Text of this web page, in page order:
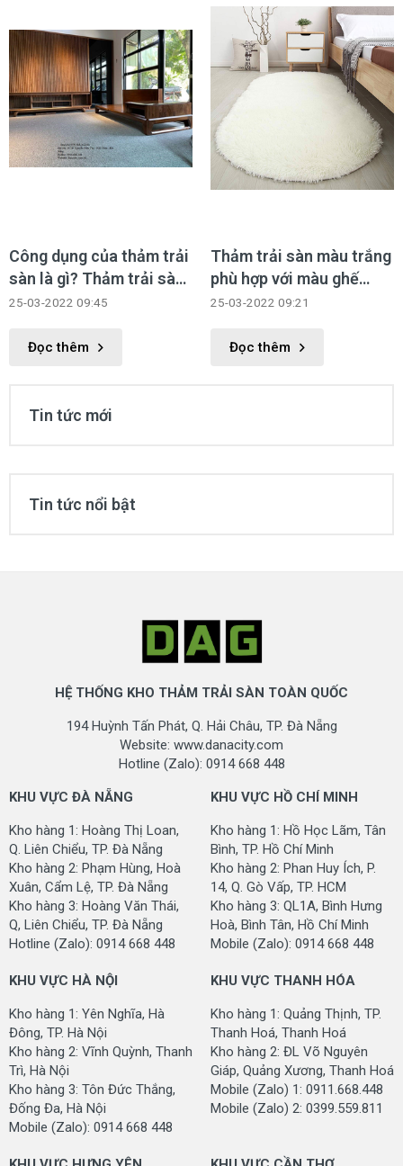
Công dụng của thảm trải
sàn là gì? Thảm trải sàn
giá rẻ tại Hà Nội
25-03-2022 09:45
Đọc thêm
Thảm trải sàn màu trắng
phù hợp với màu ghế
sofa gì?
25-03-2022 09:21
Đọc thêm
Tin tức mới
Tin tức nổi bật
HỆ THỐNG KHO THẢM TRẢI SÀN TOÀN QUỐC
194 Huỳnh Tấn Phát, Q. Hải Châu, TP. Đà Nẵng
Website: www.danacity.com
Hotline (Zalo): 0914 668 448
KHU VỰC ĐÀ NẴNG
Kho hàng 1: Hoàng Thị Loan,
Q. Liên Chiểu, TP. Đà Nẵng
Kho hàng 2: Phạm Hùng, Hoà
Xuân, Cẩm Lệ, TP. Đà Nẵng
Kho hàng 3: Hoàng Văn Thái,
Q, Liên Chiểu, TP. Đà Nẵng
Hotline (Zalo): 0914 668 448
KHU VỰC HỒ CHÍ MINH
Kho hàng 1: Hồ Học Lãm, Tân
Bình, TP. Hồ Chí Minh
Kho hàng 2: Phan Huy Ích, P.
14, Q. Gò Vấp, TP. HCM
Kho hàng 3: QL1A, Bình Hưng
Hoà, Bình Tân, Hồ Chí Minh
Mobile (Zalo): 0914 668 448
KHU VỰC HÀ NỘI
Kho hàng 1: Yên Nghĩa, Hà
Đông, TP. Hà Nội
Kho hàng 2: Vĩnh Quỳnh, Thanh
Trì, Hà Nội
Kho hàng 3: Tôn Đức Thắng,
Đống Đa, Hà Nội
Mobile (Zalo): 0914 668 448
KHU VỰC THANH HÓA
Kho hàng 1: Quảng Thịnh, TP.
Thanh Hoá, Thanh Hoá
Kho hàng 2: ĐL Võ Nguyên
Giáp, Quảng Xương, Thanh Hoá
Mobile (Zalo) 1: 0911.668.448
Mobile (Zalo) 2: 0399.559.811